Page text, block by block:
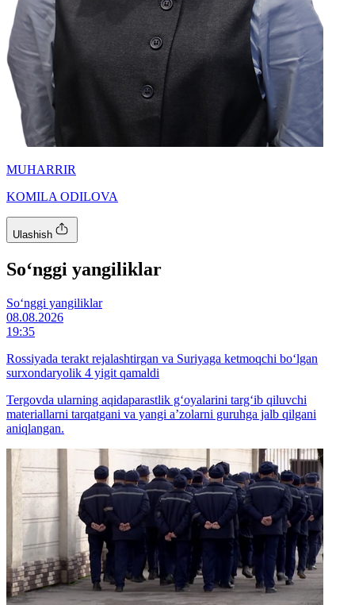
MUHARRIR
KOMILA ODILOVA
Ulashish
So‘nggi yangiliklar
So‘nggi yangiliklar
08.08.2026
19:35
Rossiyada terakt rejalashtirgan va Suriyaga ketmoqchi bo‘lgan
surxondaryolik 4 yigit qamaldi
Tergovda ularning aqidaparastlik g‘oyalarini targ‘ib qiluvchi
materiallarni tarqatgani va yangi a’zolarni guruhga jalb qilgani
aniqlangan.